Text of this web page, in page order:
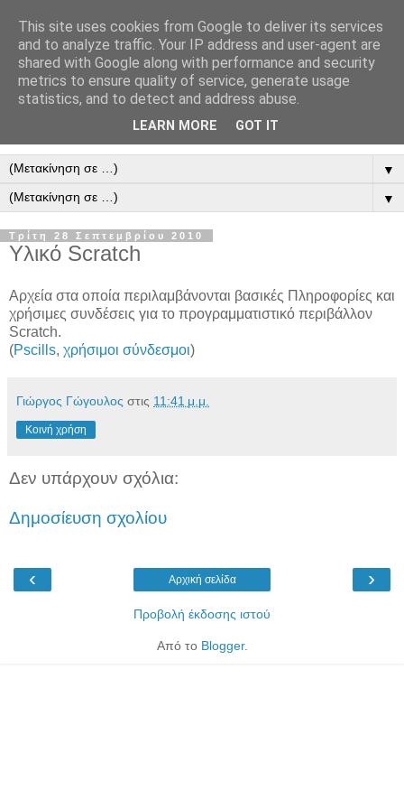
▼
▼
Τρίτη 28 Σεπτεμβρίου 2010
Υλικό Scratch
Αρχεία στα οποία περιλαμβάνονται βασικές Πληροφορίες και
χρήσιμες συνδέσεις για το προγραμματιστικό περιβάλλον
Scratch.
(Pscills, χρήσιμοι σύνδεσμοι)
Γιώργος Γώγουλος στις 11:41 μ.μ.
Κοινή χρήση
Δεν υπάρχουν σχόλια:
Δημοσίευση σχολίου
‹ ›
Αρχική σελίδα
Προβολή έκδοσης ιστού
Από το Blogger.
This site uses cookies from Google to deliver its services
and to analyze traffic. Your IP address and user-agent are
shared with Google along with performance and security
metrics to ensure quality of service, generate usage
statistics, and to detect and address abuse.
LEARN MORE GOT IT